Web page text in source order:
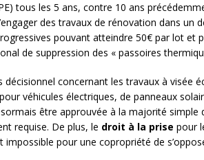
tous les 5 ans, contre 10 ans
des travaux de rénovation dans un
pouvant atteindre 50€ par lot et
de suppression des « passoires
décisionnel concernant les travaux à visée
véhicules électriques, de panneaux
être approuvée à la majorité simple
requise. De plus, le droit à la prise pour
pour une copropriété de